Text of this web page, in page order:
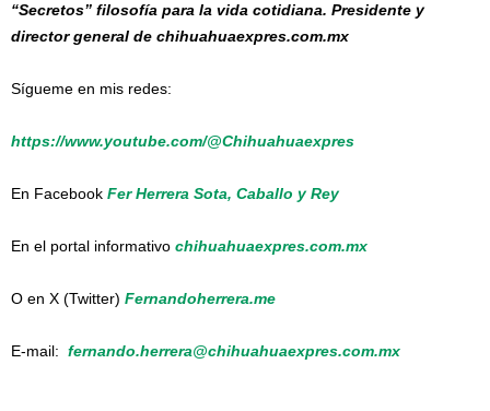
“Secretos” filosofía para la vida cotidiana. Presidente y
director general de chihuahuaexpres.com.mx
Sígueme en mis redes:
https://www.youtube.com/@Chihuahuaexpres
En Facebook Fer Herrera Sota, Caballo y Rey
En el portal informativo chihuahuaexpres.com.mx
O en X (Twitter) Fernandoherrera.me
E-mail: fernando.herrera@chihuahuaexpres.com.mx